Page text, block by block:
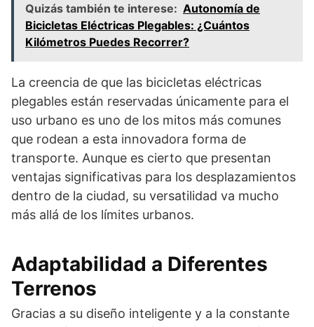
Quizás también te interese: Autonomía de
Bicicletas Eléctricas Plegables: ¿Cuántos
Kilómetros Puedes Recorrer?
La creencia de que las bicicletas eléctricas
plegables están reservadas únicamente para el
uso urbano es uno de los mitos más comunes
que rodean a esta innovadora forma de
transporte. Aunque es cierto que presentan
ventajas significativas para los desplazamientos
dentro de la ciudad, su versatilidad va mucho
más allá de los límites urbanos.
Adaptabilidad a Diferentes
Terrenos
Gracias a su diseño inteligente y a la constante